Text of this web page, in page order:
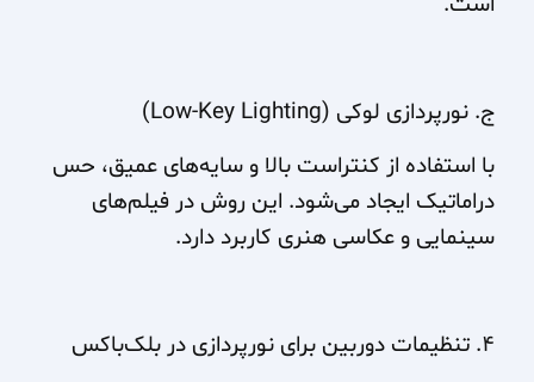
ج. نورپردازی لوکی (Low-Key Lighting)
با استفاده از کنتراست بالا و سایه‌های عمیق، حس
دراماتیک ایجاد می‌شود. این روش در فیلم‌های
سینمایی و عکاسی هنری کاربرد دارد.
۴. تنظیمات دوربین برای نورپردازی در بلک‌باکس